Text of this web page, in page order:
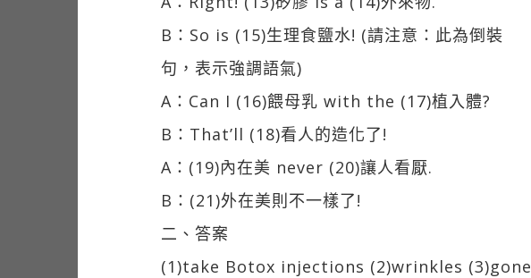
B：So is (15)生理食鹽水! (請注意：此為倒裝
句，表示強調語氣)
A：Can I (16)餵母乳 with the (17)植入體?
B：That’ll (18)看人的造化了!
A：(19)內在美 never (20)讓人看厭.
B：(21)外在美則不一樣了!
二、答案
(1)take Botox injections (2)wrinkles (3)gone